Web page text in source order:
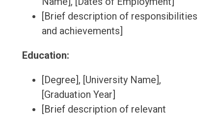
[Brief description of responsibilities
and achievements]
Education:
[Degree], [University Name],
[Graduation Year]
[Brief description of relevant